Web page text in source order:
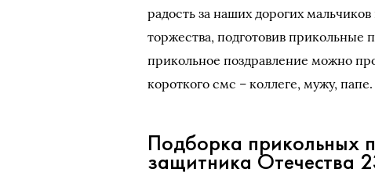
радость за наших дорогих
торжества, подготовив прикольные
прикольное поздравление можно
короткого смс – коллеге, мужу, папе.
Подборка прикольных
защитника Отечества